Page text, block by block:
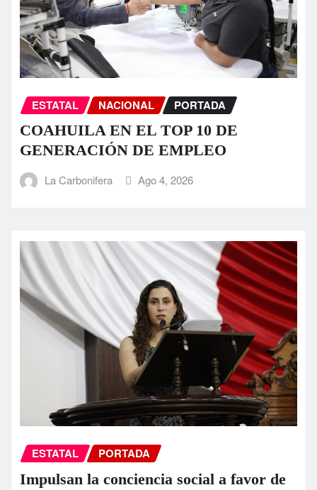
ESTATAL NACIONAL PORTADA
COAHUILA EN EL TOP 10 DE
GENERACIÓN DE EMPLEO
La Carbonifera Ago 4, 2026
ESTATAL PORTADA
Impulsan la conciencia social a favor de